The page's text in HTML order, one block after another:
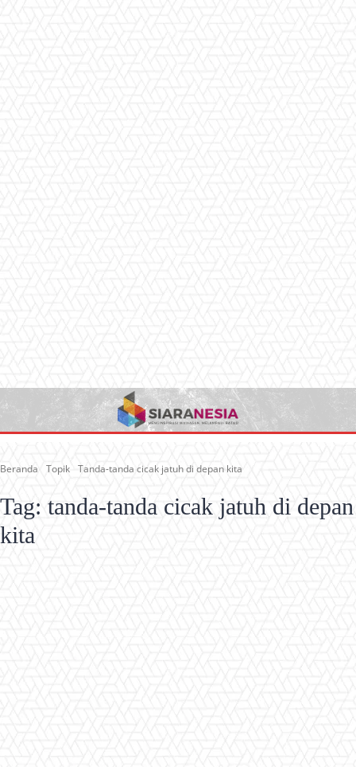
Beranda Topik Tanda-tanda cicak jatuh di depan kita
Tag: tanda-tanda cicak jatuh di depan
kita